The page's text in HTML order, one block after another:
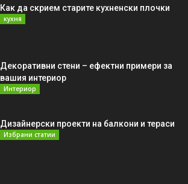
Как да скрием старите кухненски плочки
кухня
Декоративни стени – ефектни примери за
вашия интериор
Интериор
Дизайнерски проекти на балкони и тераси
Избрани статии